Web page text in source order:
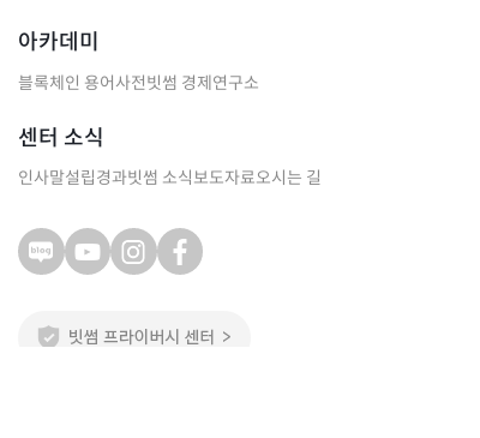
아카데미
블록체인 용어사전빗썸 경제연구소
센터 소식
인사말설립경과빗썸 소식보도자료오시는 길